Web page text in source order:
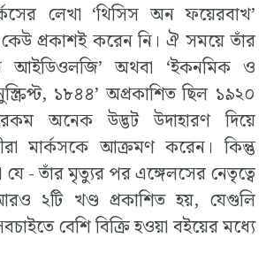
লেখা ‘থিসিস অন ফয়েরবাখ’
প্রকাশই করেন নি। ঐ সময়ে তাঁর
আইডিওলজি’ অথবা ‘ইকনমিক ও
১৮৪৪’ অপ্রকাশিত ছিল ১৯২০
অনেক উদ্ভট উদাহারণ দিয়ে
মার্কসকে আক্রমণ করেন। কিন্তু
- তাঁর মৃত্যুর পর এঙ্গেলসের নেতৃত্বে
২টি খণ্ড প্রকাশিত হয়, যেগুলি
বেশি বিক্রি হওয়া বইয়ের মধ্যে